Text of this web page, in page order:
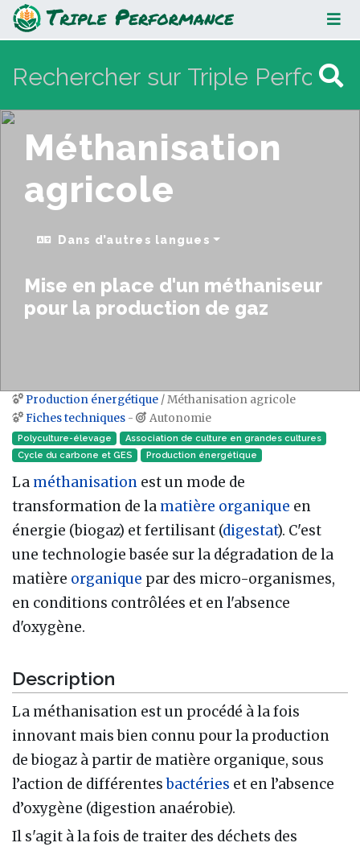
Méthanisation agricole
Méthanisation
agricole
Dans d’autres langues
Mise en place d'un méthaniseur
pour la production de gaz
Aller à :navigation,rechercher
Production énergétique / Méthanisation agricole
Fiches techniques - Autonomie
Polyculture-élevage
Association de culture en grandes cultures
Cycle du carbone et GES
Production énergétique
La méthanisation est un mode de
transformation de la matière organique en
énergie (biogaz) et fertilisant (digestat). C'est
une technologie basée sur la dégradation de la
matière organique par des micro-organismes,
en conditions contrôlées et en l'absence
d'oxygène.
Description
La méthanisation est un procédé à la fois
innovant mais bien connu pour la production
de biogaz à partir de matière organique, sous
l’action de différentesbactéries et en l’absence
d’oxygène (digestion anaérobie).
Il s'agit à la fois de traiter des déchets des